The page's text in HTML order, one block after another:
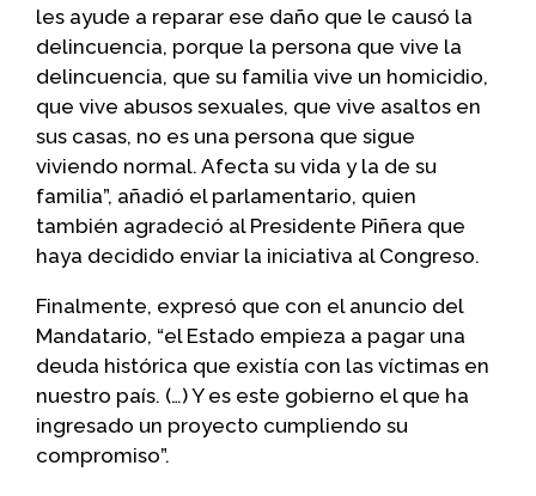
les ayude a reparar ese daño que le causó la
delincuencia, porque la persona que vive la
delincuencia, que su familia vive un homicidio,
que vive abusos sexuales, que vive asaltos en
sus casas, no es una persona que sigue
viviendo normal. Afecta su vida y la de su
familia”, añadió el parlamentario, quien
también agradeció al Presidente Piñera que
haya decidido enviar la iniciativa al Congreso.
Finalmente, expresó que con el anuncio del
Mandatario, “el Estado empieza a pagar una
deuda histórica que existía con las víctimas en
nuestro país. (…) Y es este gobierno el que ha
ingresado un proyecto cumpliendo su
compromiso”.